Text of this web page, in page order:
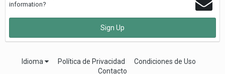
information?
Sign Up
Idioma Política de Privacidad
Condiciones de Uso
Contacto